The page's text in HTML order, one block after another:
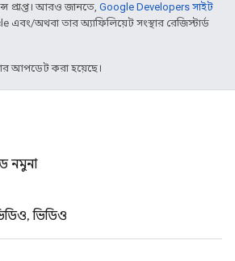
প্রাপ্ত। আরও জানতে, Google Developers সাইট
এবং/অথবা তার অ্যাফিলিয়েট সংস্থার রেজিস্টার্ড
আপডেট করা হয়েছে।
নমুনা
ভিডিও